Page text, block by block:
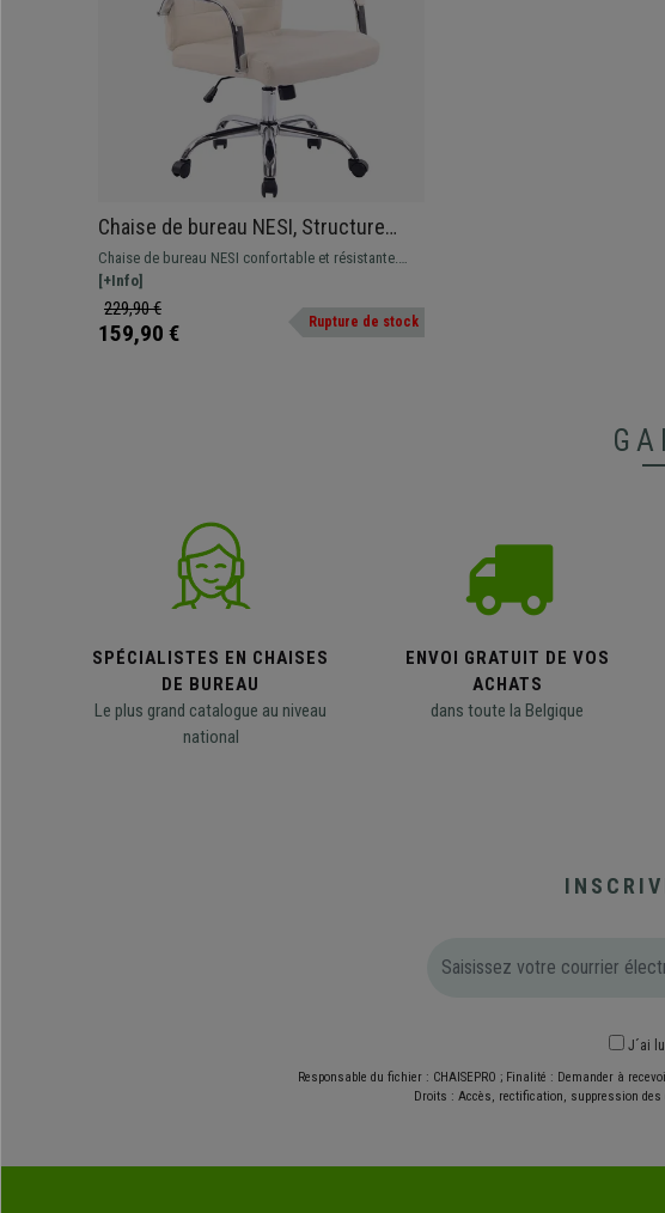
Chaise de bureau NESI, Structure
Métallique, en Cuir Capitonné, couleur
Crème
Chaise de bureau NESI confortable et résistante.
Revêtement en cuir synthétique avec finitions
capitonnées disponible en différentes couleurs.
[+Info]
229,90 €
159,90 € Rupture de stock
SPÉCIALISTES EN CHAISES
DE BUREAU
Le plus grand catalogue au niveau
national
ENVOI GRATUIT DE VOS
ACHATS
dans toute la Belgique
J´ai
Responsable du fichier : CHAISEPRO ; Finalité : Demander à
Droits : Accès, rectification, suppression